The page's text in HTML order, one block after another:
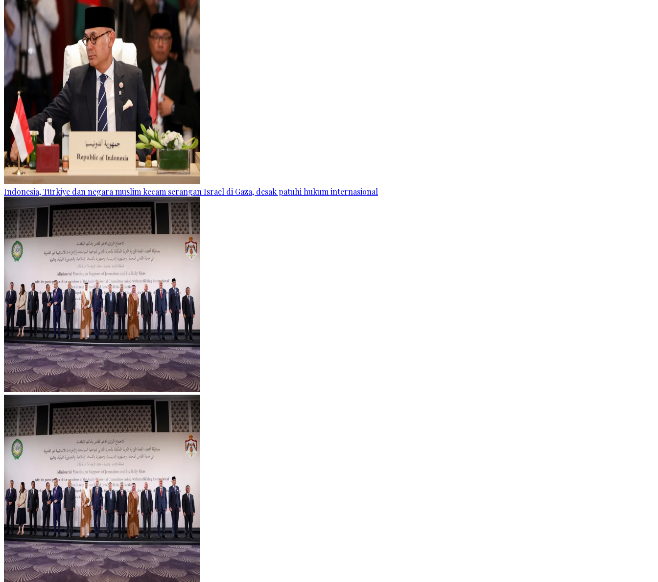
Indonesia, Türkiye dan negara muslim kecam serangan Israel di Gaza, desak patuhi hukum internasional